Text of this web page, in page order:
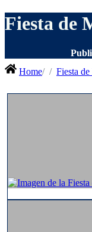
Fiesta de
Home
Fiesta